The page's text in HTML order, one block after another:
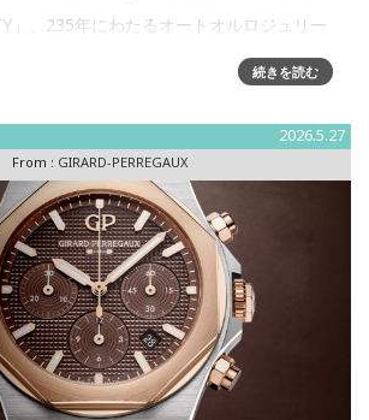
」、235年にわたるオートオルロジュリー
時計製造）の伝統を受け継ぐスイスのマニ
続きを読む
2026.5.27
From : GIRARD-PERREGAUX